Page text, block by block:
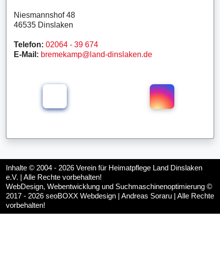
Niesmannshof 48
46535 Dinslaken
Telefon: 02064 - 39 674
E-Mail: bremekamp@land-dinslaken.de
Inhalte © 2004 - 2026 Verein für Heimatpflege Land Dinslaken
e.V. | Alle Rechte vorbehalten!
WebDesign, Webentwicklung und Suchmaschinenoptimierung ©
2017 - 2026 seoBOXX Webdesign | Andreas Soraru | Alle Rechte
vorbehalten!